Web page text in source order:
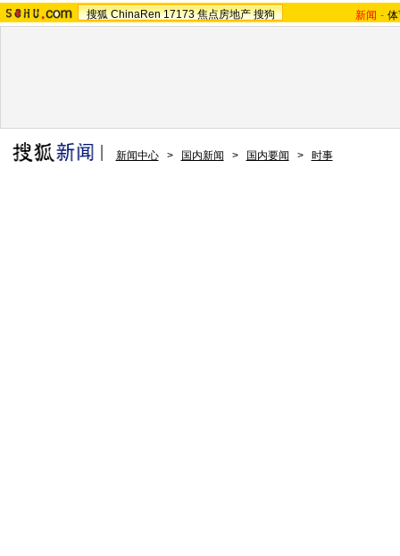
搜狐 ChinaRen 17173 焦点房地产 搜狗 新闻 -
新闻中心 > 国内新闻 > 国内要闻 > 时事